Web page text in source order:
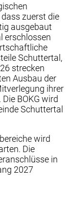
zuerst die
ausgebaut
erschlossen
Schuttertal,
strecken
Ausbau der
ihrer
BOKG wird
Schuttertal
wird
Die
in
2027